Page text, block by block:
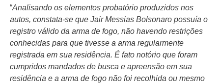
“Analisando os elementos probatório produzidos nos
autos, constata-se que Jair Messias Bolsonaro possuía o
registro válido da arma de fogo, não havendo restrições
conhecidas para que tivesse a arma regularmente
registrada em sua residência. É fato notório que foram
cumpridos mandados de busca e apreensão em sua
residência e a arma de fogo não foi recolhida ou mesmo